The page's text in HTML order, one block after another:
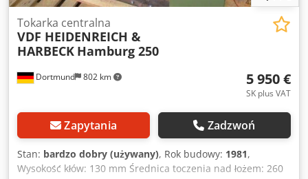
Dortmund 802 km
Tokarka centralna
VDF HEIDENREICH &
HARBECK Hamburg 250
5 950 €
SK plus VAT
Zapytania Zadzwoń
Stan: bardzo dobry (używany), Rok budowy: 1981,
Wysokość kłów: 130 mm Średnica toczenia nad łożem: 260